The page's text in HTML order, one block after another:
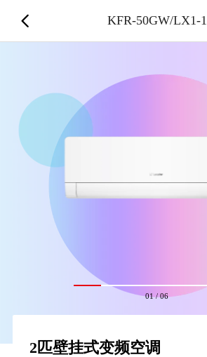
01/06
2匹壁挂式变频空调
KFR-50GW/LX1-1